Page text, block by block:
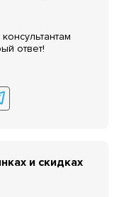
ответ!
и скидках